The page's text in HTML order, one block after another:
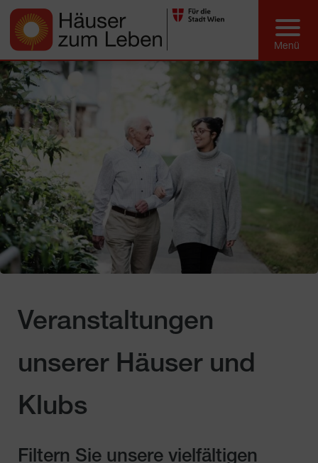
Veranstaltungen
unserer Häuser und
Klubs
Filtern Sie unsere vielfältigen